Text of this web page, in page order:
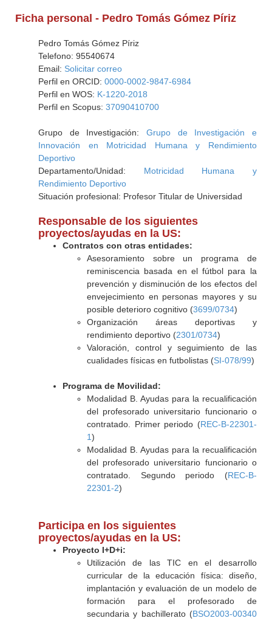
Ficha personal - Pedro Tomás Gómez Píriz
Pedro Tomás Gómez Píriz
Telefono: 95540674
Email: Solicitar correo
Perfil en ORCID: 0000-0002-9847-6984
Perfil en WOS: K-1220-2018
Perfil en Scopus: 37090410700
Grupo de Investigación: Grupo de Investigación e
Innovación en Motricidad Humana y Rendimiento
Deportivo
Departamento/Unidad: Motricidad Humana y
Rendimiento Deportivo
Situación profesional: Profesor Titular de Universidad
Responsable de los siguientes
proyectos/ayudas en la US:
Contratos con otras entidades:
Asesoramiento sobre un programa de
reminiscencia basada en el fútbol para la
prevención y disminución de los efectos del
envejecimiento en personas mayores y su
posible deterioro cognitivo (3699/0734)
Organización áreas deportivas y
rendimiento deportivo (2301/0734)
Valoración, control y seguimiento de las
cualidades físicas en futbolistas (SI-078/99)
Programa de Movilidad:
Modalidad B. Ayudas para la recualificación
del profesorado universitario funcionario o
contratado. Primer periodo (REC-B-22301-
1)
Modalidad B. Ayudas para la recualificación
del profesorado universitario funcionario o
contratado. Segundo periodo (REC-B-
22301-2)
Participa en los siguientes
proyectos/ayudas en la US:
Proyecto I+D+i:
Utilización de las TIC en el desarrollo
curricular de la educación física: diseño,
implantación y evaluación de un modelo de
formación para el profesorado de
secundaria y bachillerato (BSO2003-00340